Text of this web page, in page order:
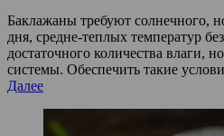
Баклажаны требуют солнечного,
дня, средне-теплых температур
достаточного количества влаги,
системы. Обеспечить такие
Далее